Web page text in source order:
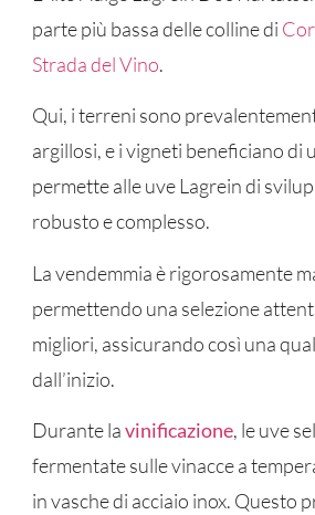
parte più bassa delle colline di
Strada del Vino.
Qui, i terreni sono
argillosi, e i vigneti beneficiano di
permette alle uve Lagrein di
robusto e complesso.
La vendemmia è rigorosamente
permettendo una selezione
migliori, assicurando così una
dall’inizio.
Durante lavinificazione, le uve
fermentate sulle vinacce a
in vasche di acciaio inox. Questo